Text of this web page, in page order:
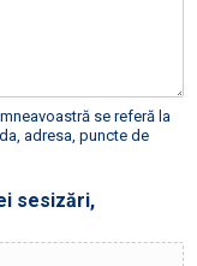
se referă la
adresa, puncte de
sesizări,